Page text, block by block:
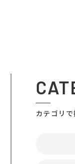
カテゴリで